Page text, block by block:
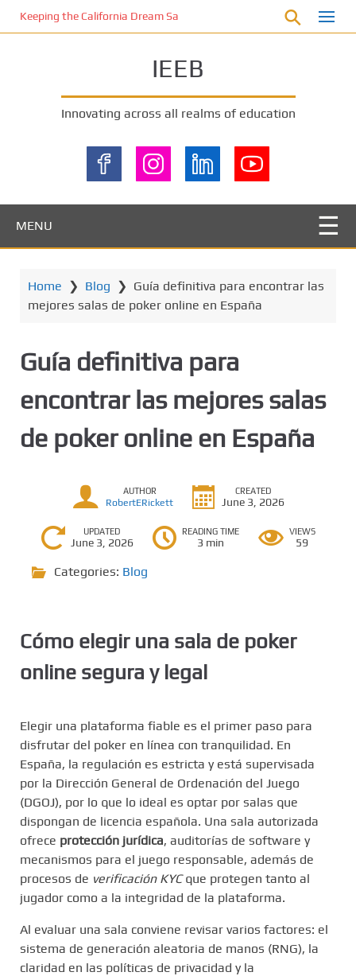
Keeping the California Dream Safe: A Deep Dive into Pool Fence
IEEB
Innovating across all realms of education
MENU
Home ❯ Blog ❯ Guía definitiva para encontrar las
mejores salas de poker online en España
Guía definitiva para
encontrar las mejores salas
de poker online en España
AUTHOR
RobertERickett
CREATED
June 3, 2026
UPDATED
June 3, 2026
READING TIME
3 min
VIEWS
59
Categories: Blog
Cómo elegir una sala de poker
online segura y legal
Elegir una plataforma fiable es el primer paso para
disfrutar del poker en línea con tranquilidad. En
España, la regulación es estricta y está supervisada
por la Dirección General de Ordenación del Juego
(DGOJ), por lo que lo ideal es optar por salas que
dispongan de licencia española. Una sala autorizada
ofrece protección jurídica, auditorías de software y
mecanismos para el juego responsable, además de
procesos de verificación KYCque protegen tanto al
jugador como a la integridad de la plataforma.
Al evaluar una sala conviene revisar varios factores: el
sistema de generación aleatoria de manos (RNG), la
claridad en las políticas de privacidad y la